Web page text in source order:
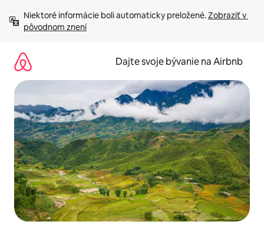
obsah.
Niektoré informácie boli automaticky preložené. Zobraziť v
pôvodnom znení
Dajte svoje bývanie na Airbnb